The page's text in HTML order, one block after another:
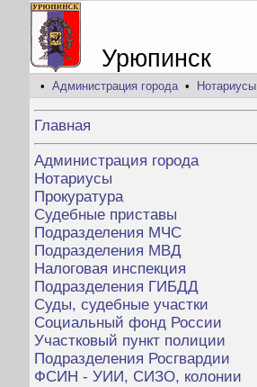
Урюпинск
• Администрация города• Нотариусы
Главная
Администрация города
Нотариусы
Прокуратура
Судебные приставы
Подразделения МЧС
Подразделения МВД
Налоговая инспекция
Подразделения ГИБДД
Суды, судебные участки
Социальный фонд России
Участковый пункт полиции
Подразделения Росгвардии
ФСИН - УИИ, СИЗО, колонии